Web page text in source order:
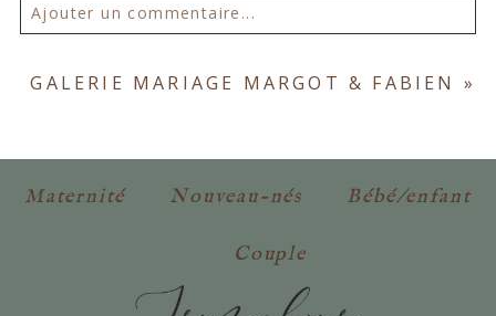
Ajouter un commentaire...
Votre email ne sera jamais publié ou partagé.
GALERIE MARIAGE MARGOT & FABIEN »
Maternité Nouveau-nés Bébé/enfant
Couple